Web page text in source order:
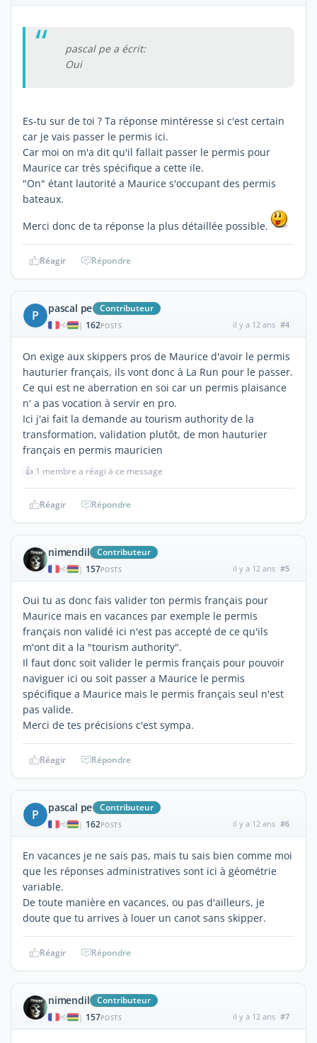
pascal pe a écrit:
Oui
Es-tu sur de toi ? Ta réponse mintéresse si c'est certain
car je vais passer le permis ici.
Car moi on m'a dit qu'il fallait passer le permis pour
Maurice car très spécifique a cette ile.
"On" étant lautorité a Maurice s'occupant des permis
bateaux.
Merci donc de ta réponse la plus détaillée possible.
Réagir Répondre
P pascal pe Contributeur
| 162POSTS il y a 12 ans #4
On exige aux skippers pros de Maurice d'avoir le permis
hauturier français, ils vont donc à La Run pour le passer.
Ce qui est ne aberration en soi car un permis plaisance
n' a pas vocation à servir en pro.
Ici j'ai fait la demande au tourism authority de la
transformation, validation plutôt, de mon hauturier
français en permis mauricien
👍 1 membre a réagi à ce message
Réagir Répondre
nimendil Contributeur
| 157POSTS il y a 12 ans #5
Oui tu as donc fais valider ton permis français pour
Maurice mais en vacances par exemple le permis
français non validé ici n'est pas accepté de ce qu'ils
m'ont dit a la "tourism authority".
Il faut donc soit valider le permis français pour pouvoir
naviguer ici ou soit passer a Maurice le permis
spécifique a Maurice mais le permis français seul n'est
pas valide.
Merci de tes précisions c'est sympa.
Réagir Répondre
P pascal pe Contributeur
| 162POSTS il y a 12 ans #6
En vacances je ne sais pas, mais tu sais bien comme moi
que les réponses administratives sont ici à géométrie
variable.
De toute manière en vacances, ou pas d'ailleurs, je
doute que tu arrives à louer un canot sans skipper.
Réagir Répondre
nimendil Contributeur
| 157POSTS il y a 12 ans #7